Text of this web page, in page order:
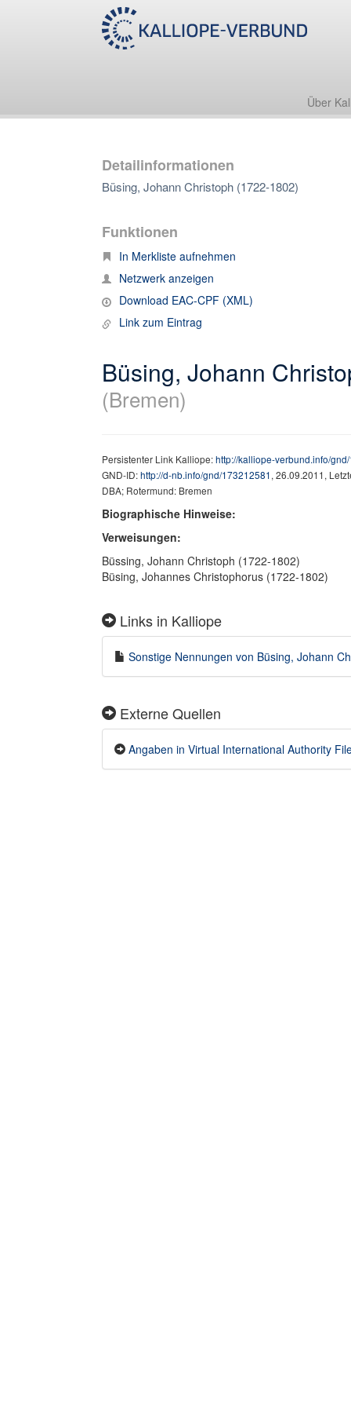
Über
Detailinformationen
Büsing, Johann Christoph (1722-1802)
Funktionen
In Merkliste aufnehmen
Netzwerk anzeigen
Download EAC-CPF (XML)
Link zum Eintrag
Büsing, Johann
(Bremen)
Persistenter Link Kalliope:http://kalliope-verbund.info/
GND-ID:http://d-nb.info/gnd/173212581, 26.09.2011,
DBA; Rotermund: Bremen
Biographische Hinweise:
Verweisungen:
Büssing, Johann Christoph (1722-1802)
Büsing, Johannes Christophorus (1722-1802)
Links in Kalliope
Sonstige Nennungen von Büsing, Johann
Externe Quellen
Angaben in Virtual International Authority